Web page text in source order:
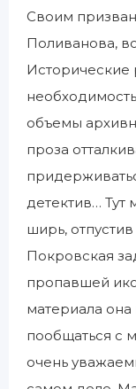
Своим
Поливанова,
Исторические
объемы
проза
детектив… Тут
ширь,
Покровская
пропавшей
материала
пообщаться с
очень